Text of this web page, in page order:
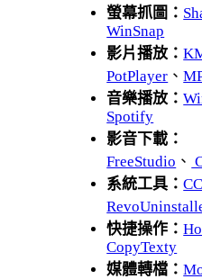
螢幕抓圖：
WinSnap
影片播放：
PotPlayer 、
音樂播放：
Spotify
影音下載：
FreeStudio 、
系統工具：
快捷操作：
CopyTexty
媒體轉檔：